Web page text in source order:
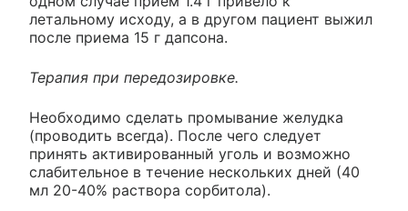
летальному исходу, а в другом пациент выжил
после приема 15 г дапсона.
Терапия при передозировке.
Необходимо сделать промывание желудка
(проводить всегда). После чего следует
принять активированный уголь и возможно
слабительное в течение нескольких дней (40
мл 20-40% раствора сорбитола).